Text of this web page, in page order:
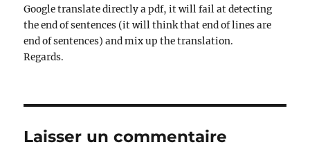
Google translate directly a pdf, it will fail at detecting
the end of sentences (it will think that end of lines are
end of sentences) and mix up the translation.
Regards.
Laisser un commentaire